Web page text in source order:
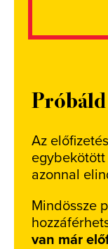
Az
azonnal
Mindössze
van már